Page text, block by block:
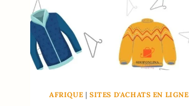
AFRIQUE | SITES D'ACHATS EN LIGNE